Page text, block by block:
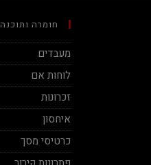
חומרה ותוכנה
מעבדים
לוחות אם
זכרונות
איחסון
כרטיסי מסך